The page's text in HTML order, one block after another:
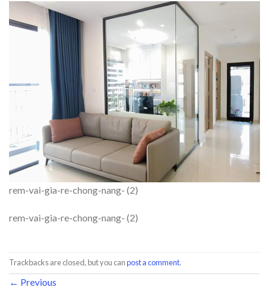
rem-vai-gia-re-chong-nang- (2)
rem-vai-gia-re-chong-nang- (2)
Trackbacks are closed, but you canpost a comment.
← Previous